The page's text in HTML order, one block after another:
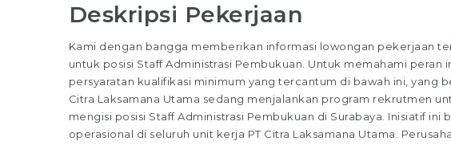
Deskripsi Pekerjaan
Kami dengan bangga memberikan informasi lowongan pekerjaan
untuk posisi Staff Administrasi Pembukuan. Untuk memahami peran
persyaratan kualifikasi minimum yang tercantum di bawah ini, yang
Citra Laksamana Utama sedang menjalankan program rekrutmen
mengisi posisi Staff Administrasi Pembukuan di Surabaya. Inisiatif
operasional di seluruh unit kerja PT Citra Laksamana Utama.